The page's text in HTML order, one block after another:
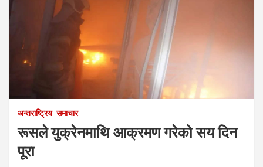
अन्तराष्ट्रिय समाचार
रूसले युक्रेनमाथि आक्रमण गरेको सय दिन
पूरा